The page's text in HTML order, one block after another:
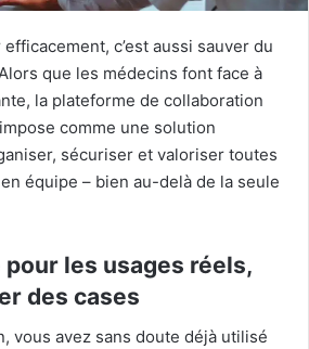
c’est aussi sauver du
que les médecins font face à
la plateforme de collaboration
comme une solution
sécuriser et valoriser toutes
équipe – bien au-delà de la seule
les usages réels,
des cases
vous avez sans doute déjà utilisé